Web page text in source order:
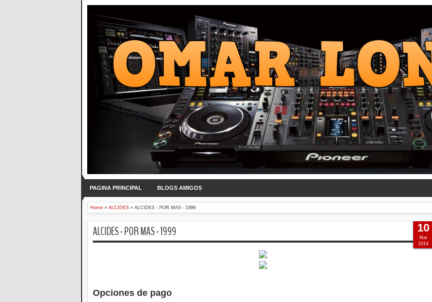
PAGINA PRINCIPAL BLOGS AMIGOS
Home » ALCIDES » ALCIDES - POR MAS - 1999
ALCIDES - POR MAS - 1999
Opciones de pago
10
Mar
2014